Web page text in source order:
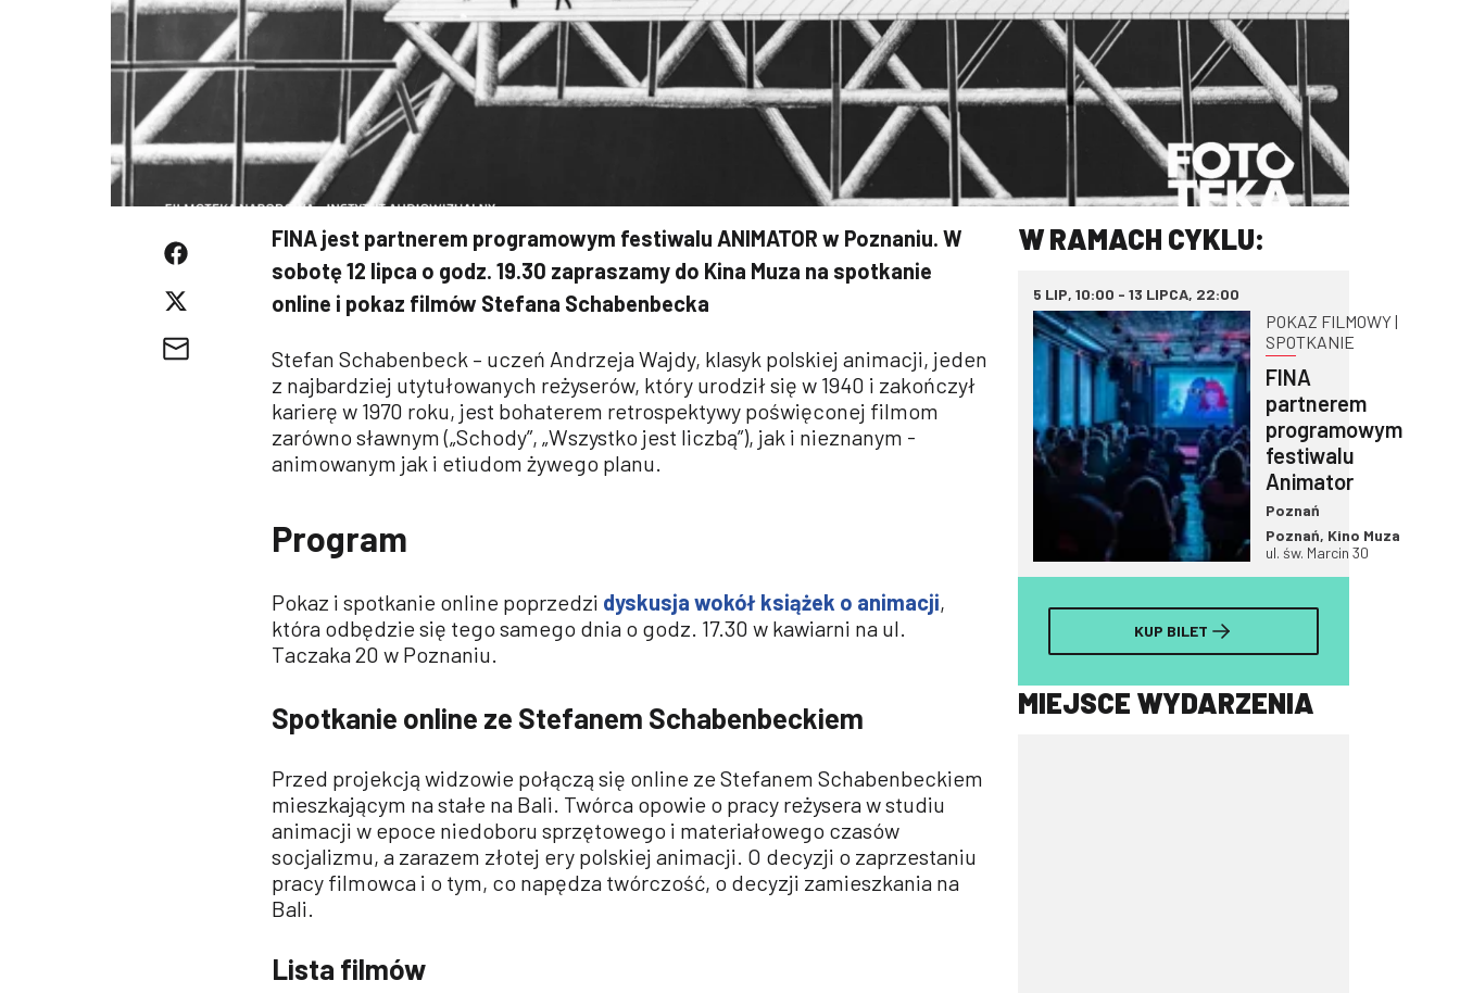
FINA jest partnerem programowym festiwalu ANIMATOR w Poznaniu. W
sobotę 12 lipca o godz. 19.30 zapraszamy do Kina Muza na spotkanie
online i pokaz filmów Stefana Schabenbecka
Stefan Schabenbeck – uczeń Andrzeja Wajdy, klasyk polskiej animacji, jeden
z najbardziej utytułowanych reżyserów, który urodził się w 1940 i zakończył
karierę w 1970 roku, jest bohaterem retrospektywy poświęconej filmom
zarówno sławnym („Schody”, „Wszystko jest liczbą”), jak i nieznanym -
animowanym jak i etiudom żywego planu.
Program
Pokaz i spotkanie online poprzedzi dyskusja wokół książek o animacji,
która odbędzie się tego samego dnia o godz. 17.30 w kawiarni na ul.
Taczaka 20 w Poznaniu.
Spotkanie online ze Stefanem Schabenbeckiem
Przed projekcją widzowie połączą się online ze Stefanem Schabenbeckiem
mieszkającym na stałe na Bali. Twórca opowie o pracy reżysera w studiu
animacji w epoce niedoboru sprzętowego i materiałowego czasów
socjalizmu, a zarazem złotej ery polskiej animacji. O decyzji o zaprzestaniu
pracy filmowca i o tym, co napędza twórczość, o decyzji zamieszkania na
Bali.
Lista filmów
W RAMACH CYKLU:
5 LIP, 10:00 - 13 LIPCA, 22:00
POKAZ FILMOWY |
SPOTKANIE
FINA
partnerem
programowym
festiwalu
Animator
Poznań
Poznań, Kino Muza
ul. św. Marcin 30
KUP BILET
MIEJSCE WYDARZENIA